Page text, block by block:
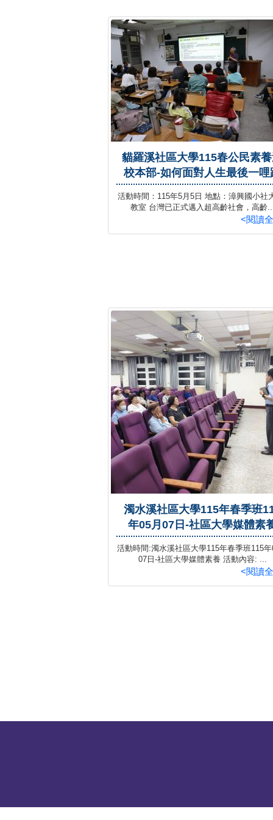
貓羅溪社區大學115春公民素
校本部-如何面對人生最後一哩
活動時間：115年5月5日 地點：漳興國小社
教室 台灣已正式邁入超高齡社會，高齡
<閱讀
濁水溪社區大學115年春季班
年05月07日-社區大學媒體素
活動時間:濁水溪社區大學115年春季班115年
07日-社區大學媒體素養 活動內容: ...
<閱讀